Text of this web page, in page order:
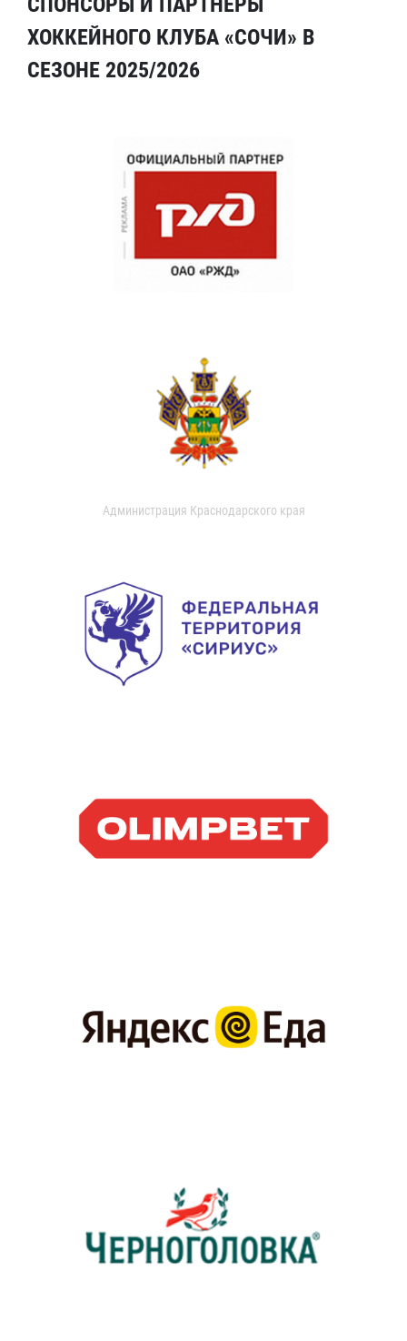
ХОККЕЙНОГО КЛУБА «СОЧИ» В
СЕЗОНЕ 2025/2026
Администрация Краснодарского края